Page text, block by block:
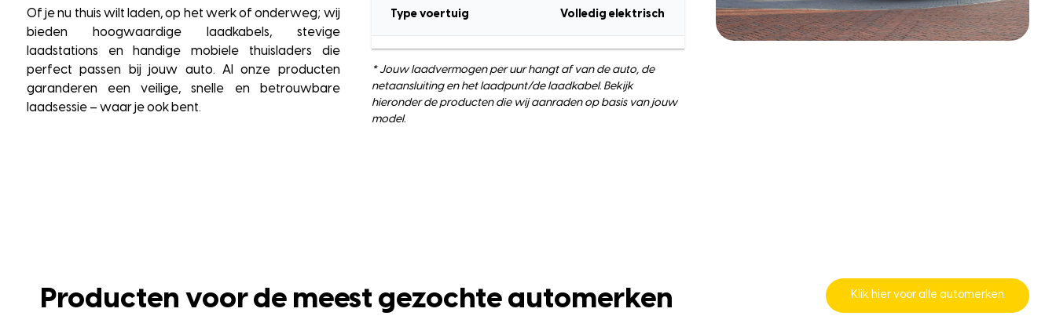
Of je nu thuis wilt laden, op het werk of onderweg; wij
bieden hoogwaardige laadkabels, stevige
laadstations en handige mobiele thuisladers die
perfect passen bij jouw auto. Al onze producten
garanderen een veilige, snelle en betrouwbare
laadsessie – waar je ook bent.
Type voertuig Volledig elektrisch
* Jouw laadvermogen per uur hangt af van de auto, de
netaansluiting en het laadpunt/de laadkabel. Bekijk
hieronder de producten die wij aanraden op basis van jouw
model.
Producten voor de meest gezochte automerken Klik hier voor alle automerken